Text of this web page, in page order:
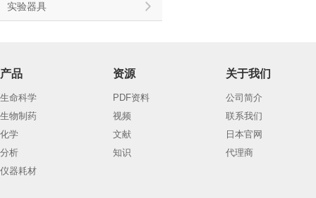
实验器具
产品
生命科学
生物制药
化学
分析
仪器耗材
资源
PDF资料
视频
文献
知识
关于我们
公司简介
联系我们
日本官网
代理商